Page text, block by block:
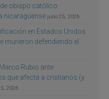
obispo católico
nicaragüense julio 25, 2026
en Estados Unidos
murieron defendiendo el
Rubio ante
que afecta a cristianos (y
2026